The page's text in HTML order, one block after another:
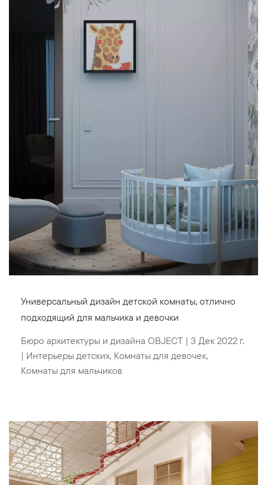
Универсальный дизайн детской комнаты, отлично
подходящий для мальчика и девочки
Бюро архитектуры и дизайна OBJECT | 3 Дек 2022 г.
| Интерьеры детских, Комнаты для девочек,
Комнаты для мальчиков